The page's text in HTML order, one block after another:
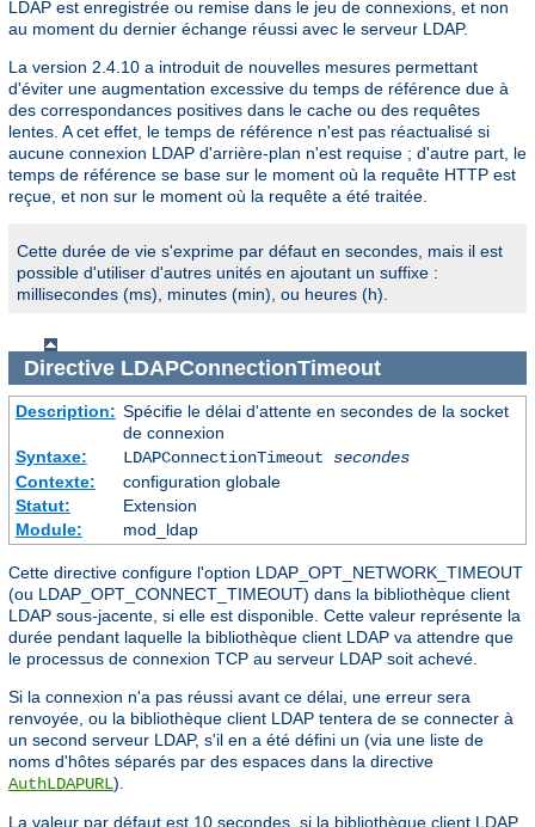
LDAP est enregistrée ou remise dans le jeu de connexions, et non
au moment du dernier échange réussi avec le serveur LDAP.
La version 2.4.10 a introduit de nouvelles mesures permettant
d'éviter une augmentation excessive du temps de référence due à
des correspondances positives dans le cache ou des requêtes
lentes. A cet effet, le temps de référence n'est pas réactualisé si
aucune connexion LDAP d'arrière-plan n'est requise ; d'autre part, le
temps de référence se base sur le moment où la requête HTTP est
reçue, et non sur le moment où la requête a été traitée.
Cette durée de vie s'exprime par défaut en secondes, mais il est
possible d'utiliser d'autres unités en ajoutant un suffixe :
millisecondes (ms), minutes (min), ou heures (h).
Directive LDAPConnectionTimeout
Description: Spécifie le délai d'attente en secondes de la socket
de connexion
Syntaxe:
LDAPConnectionTimeout secondes
Contexte:
configuration globale
Statut:
Extension
Module:
mod_ldap
Cette directive configure l'option LDAP_OPT_NETWORK_TIMEOUT
(ou LDAP_OPT_CONNECT_TIMEOUT) dans la bibliothèque client
LDAP sous-jacente, si elle est disponible. Cette valeur représente la
durée pendant laquelle la bibliothèque client LDAP va attendre que
le processus de connexion TCP au serveur LDAP soit achevé.
Si la connexion n'a pas réussi avant ce délai, une erreur sera
renvoyée, ou la bibliothèque client LDAP tentera de se connecter à
un second serveur LDAP, s'il en a été défini un (via une liste de
noms d'hôtes séparés par des espaces dans la directive
AuthLDAPURL).
La valeur par défaut est 10 secondes, si la bibliothèque client LDAP